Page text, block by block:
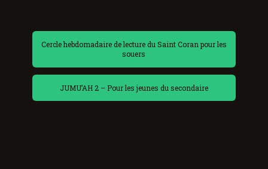
Cercle hebdomadaire de lecture du Saint Coran pour les
souers
JUMU’AH 2 – Pour les jeunes du secondaire